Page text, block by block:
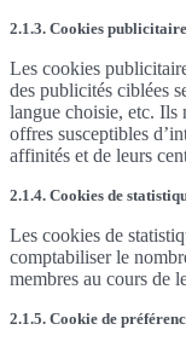
2.1.3. Cookies
Les cookies
des publicités ciblées
langue choisie, etc. Ils
offres susceptibles
affinités et de leurs
2.1.4. Cookies de
Les cookies de
comptabiliser le
membres au cours de
2.1.5. Cookie de